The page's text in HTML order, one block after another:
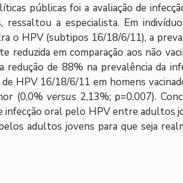
públicas foi a avaliação de
a especialista. Em
o HPV (subtipos 16/18/6/11), a
em comparação aos não
redução de 88% na prevalência da
HPV 16/18/6/11 em homens
(0,0% versus 2,13%; p=0.007).
infecção oral pelo HPV entre adultos
adultos jovens para que seja